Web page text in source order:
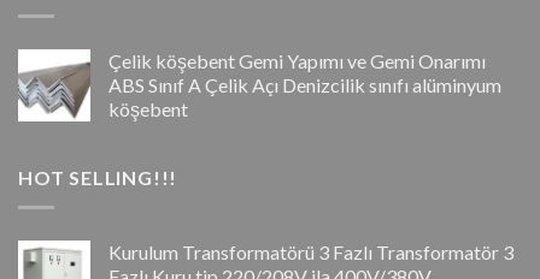
Çelik köşebent Gemi Yapımı ve Gemi Onarımı
ABS Sınıf A Çelik Açı Denizcilik sınıfı alüminyum
köşebent
HOT SELLING!!!
Kurulum Transformatörü 3 Fazlı Transformatör 3